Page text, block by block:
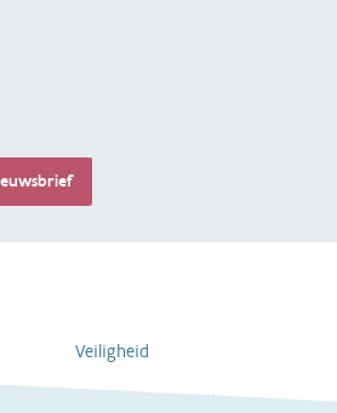
Veiligheid
Dagelijkse verzorging